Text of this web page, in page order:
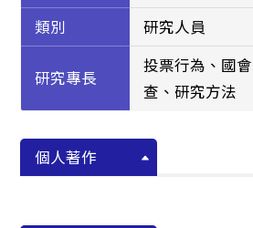
類別
研究人員
研究專長
投票行為、國
查、研究方法
個人著作